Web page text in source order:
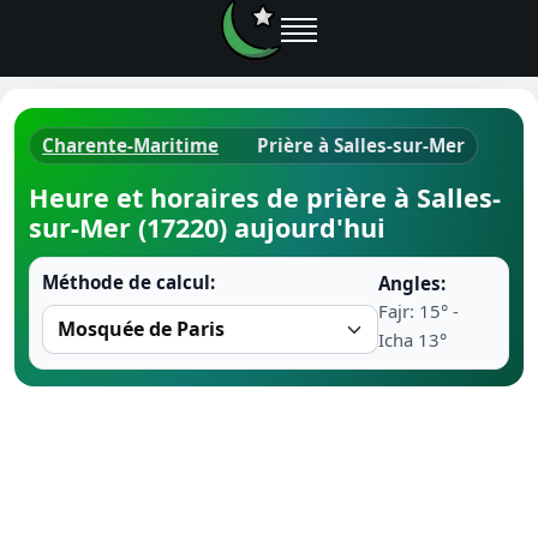
Horaires
Ramadan
Charente-Maritime Prière à Salles-sur-Mer
Heure et horaires de prière à Salles-
sur-Mer (17220) aujourd'hui
Méthode de calcul:
Angles:
Fajr: 15° -
Icha 13°